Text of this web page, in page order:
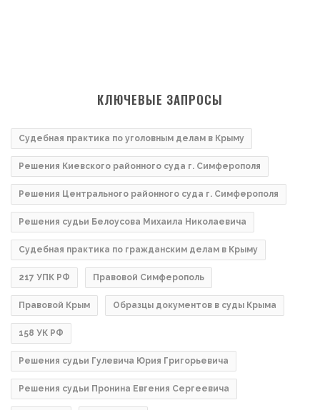
КЛЮЧЕВЫЕ ЗАПРОСЫ
Судебная практика по уголовным делам в Крыму
Решения Киевского районного суда г. Симферополя
Решения Центрального районного суда г. Симферополя
Решения судьи Белоусова Михаила Николаевича
Судебная практика по гражданским делам в Крыму
217 УПК РФ Правовой Симферополь
Правовой Крым Образцы документов в суды Крыма
158 УК РФ
Решения судьи Гулевича Юрия Григорьевича
Решения судьи Пронина Евгения Сергеевича